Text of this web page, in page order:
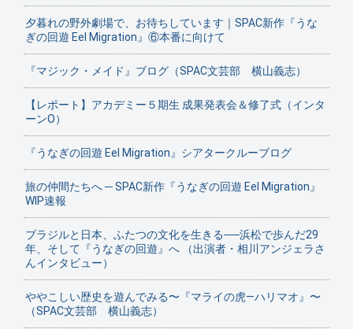
夕暮れの野外劇場で、お待ちしています｜SPAC新作『うな
ぎの回遊 Eel Migration』⑥本番に向けて
『マジック・メイド』ブログ（SPAC文芸部 横山義志）
【レポート】アカデミー５期生 成果発表会＆修了式（インタ
ーンO）
『うなぎの回遊 Eel Migration』シアタークルーブログ
旅の仲間たちへ ─ SPAC新作『うなぎの回遊 Eel Migration』
WIP速報
ブラジルと日本、ふたつの文化を生きる──浜松で歩んだ29
年、そして『うなぎの回遊』へ （出演者・相川アンジェラさ
んインタビュー）
ややこしい歴史を遊んでみる〜『マライの虎—ハリマオ』〜
（SPAC文芸部 横山義志）